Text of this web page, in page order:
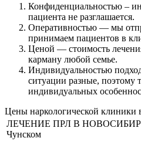
Конфиденциальностью –
пациента не разглашается.
Оперативностью — мы
принимаем пациентов в
Ценой — стоимость
карману любой семье.
Индивидуальностью
ситуации разные, поэтому
индивидуальных
Цены наркологической клиники
ЛЕЧЕНИЕ ПРЛ В
Чунском